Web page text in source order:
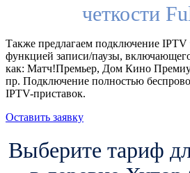
четкости
Также предлагаем подключение IPTV
функцией записи/паузы,
как: Матч!Премьер, Дом Кино
пр. Подключение полностью
IPTV-приставок.
Оставить заявку
Выберите тариф